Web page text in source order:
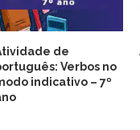
de
Verbos no
indicativo – 7º